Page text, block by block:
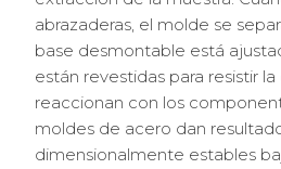
abrazaderas, el molde se
base desmontable está
están revestidas para resistir
reaccionan con los
moldes de acero dan
dimensionalmente estables